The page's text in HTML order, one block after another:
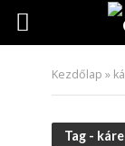
Kezdőlap »
Tag -